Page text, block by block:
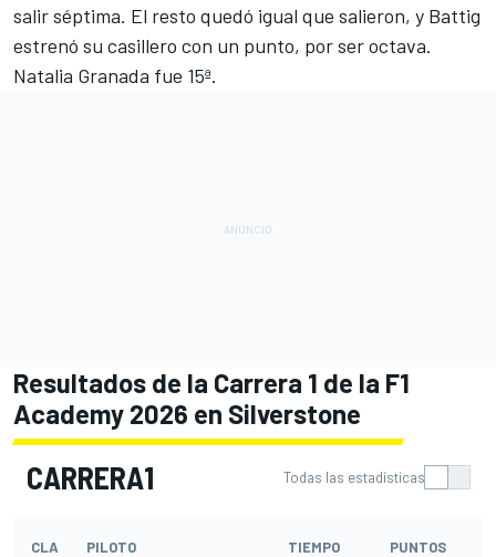
salir séptima. El resto quedó igual que salieron, y Battig
estrenó su casillero con un punto, por ser octava.
Natalia Granada fue 15ª.
Resultados de la Carrera 1 de la F1
Academy 2026 en Silverstone
CARRERA1 Todas las estadísticas
CLA PILOTO TIEMPO PUNTOS